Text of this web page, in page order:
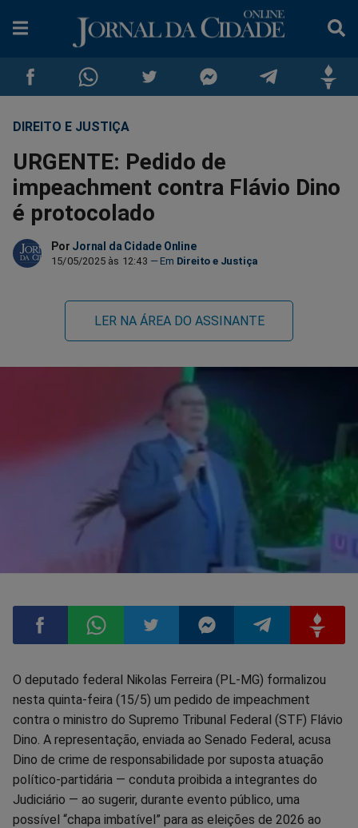
Compartilhar
no
Facebook
Compartilhar
no
Whatsapp
Compartilhar
no
Twitter
no
no
DIREITO E JUSTIÇA
URGENTE: Pedido de
impeachment contra Flávio Dino
é protocolado
Por Jornal da Cidade Online
15/05/2025 às 12:43 Direito e Justiça
LER NA ÁREA DO ASSINANTE
Compartilhar
no
Facebook
Compartilhar
no
Whatsapp
Compartilhar
no
Twitter
Compartilhar
no
Messenger
Compartilhar
no
Telegram
no
Gettr
O deputado federal Nikolas Ferreira (PL-MG) formalizou
nesta quinta-feira (15/5) um pedido de impeachment
contra o ministro do Supremo Tribunal Federal (STF) Flávio
Dino. A representação, enviada ao Senado Federal, acusa
Dino de crime de responsabilidade por suposta atuação
político-partidária — conduta proibida a integrantes do
Judiciário — ao sugerir, durante evento público, uma
possível “chapa imbatível” para as eleições de 2026 ao